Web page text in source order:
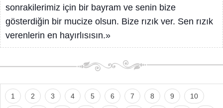
sonrakilerimiz için bir bayram ve senin bize
gösterdiğin bir mucize olsun. Bize rızık ver. Sen rızık
verenlerin en hayırlısısın.»
1 2 3 4 5 6 7 8 9 10